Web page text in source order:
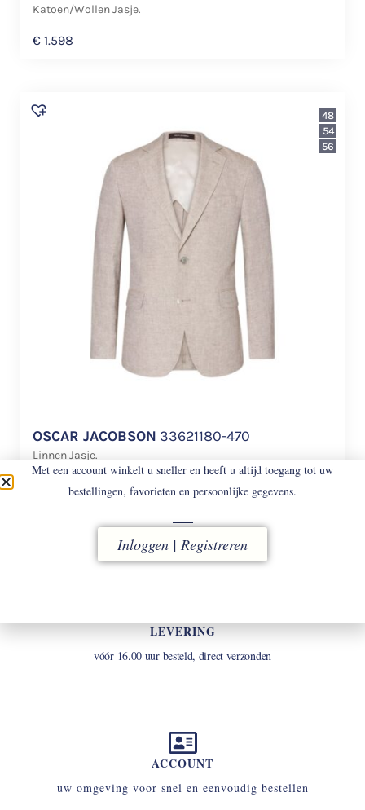
Katoen/Wollen Jasje.
€ 1.598
OSCAR JACOBSON 33621180-470
Linnen Jasje.
48
54
56
LEVERING
vóór 16.00 uur besteld, direct verzonden
ACCOUNT
uw omgeving voor snel en eenvoudig bestellen
Met een account winkelt u sneller en heeft u altijd toegang tot uw
bestellingen, favorieten en persoonlijke gegevens.
Inloggen | Registreren